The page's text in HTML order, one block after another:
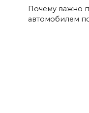
Почему важно
автомобилем